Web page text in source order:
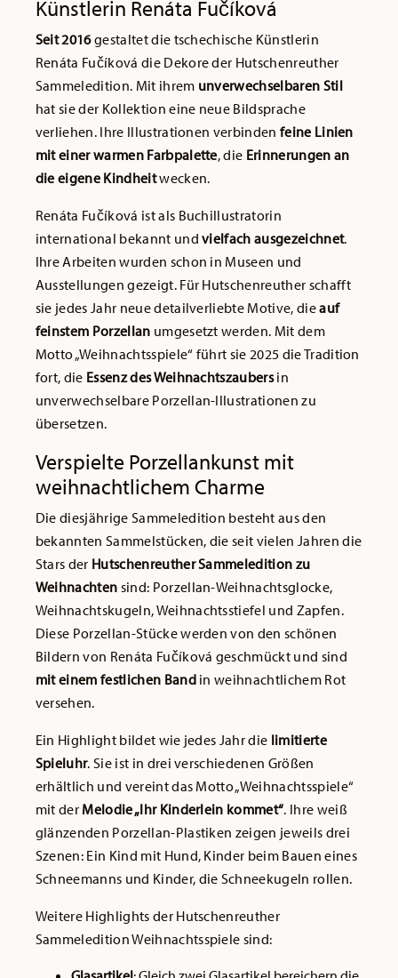
Künstlerin Renáta Fučíková
Seit 2016gestaltet die tschechische Künstlerin
Renáta Fučíková die Dekore der Hutschenreuther
Sammeledition. Mit ihrem unverwechselbaren Stil
hat sie der Kollektion eine neue Bildsprache
verliehen. Ihre Illustrationen verbinden feine Linien
mit einer warmen Farbpalette, die Erinnerungen an
die eigene Kindheitwecken.
Renáta Fučíková ist als Buchillustratorin
international bekannt undvielfach ausgezeichnet.
Ihre Arbeiten wurden schon in Museen und
Ausstellungen gezeigt. Für Hutschenreuther schafft
sie jedes Jahr neue detailverliebte Motive, dieauf
feinstem Porzellan umgesetzt werden. Mit dem
Motto „Weihnachtsspiele“ führt sie 2025 die Tradition
fort, die Essenz des Weihnachtszaubersin
unverwechselbare Porzellan-Illustrationen zu
übersetzen.
Verspielte Porzellankunst mit
weihnachtlichem Charme
Die diesjährige Sammeledition besteht aus den
bekannten Sammelstücken, die seit vielen Jahren die
Stars der Hutschenreuther Sammeledition zu
Weihnachten sind: Porzellan-Weihnachtsglocke,
Weihnachtskugeln, Weihnachtsstiefel und Zapfen.
Diese Porzellan-Stücke werden von den schönen
Bildern von Renáta Fučíková geschmückt und sind
mit einem festlichen Band in weihnachtlichem Rot
versehen.
Ein Highlight bildet wie jedes Jahr die limitierte
Spieluhr. Sie ist in drei verschiedenen Größen
erhältlich und vereint das Motto „Weihnachtsspiele“
mit der Melodie „Ihr Kinderlein kommet“. Ihre weiß
glänzenden Porzellan-Plastiken zeigen jeweils drei
Szenen: Ein Kind mit Hund, Kinder beim Bauen eines
Schneemanns und Kinder, die Schneekugeln rollen.
Weitere Highlights der Hutschenreuther
Sammeledition Weihnachtsspiele sind: